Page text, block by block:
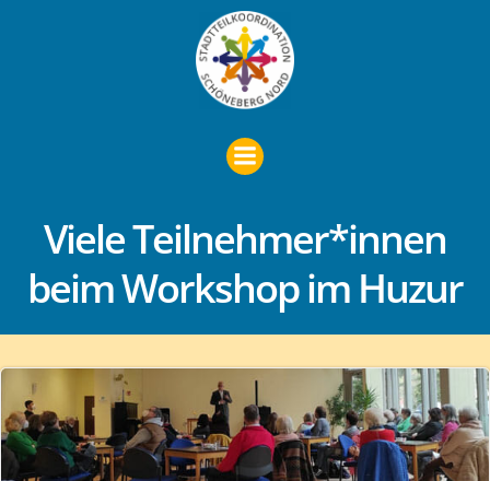
Zum
Inhalt
springen
Viele Teilnehmer*innen
beim Workshop im Huzur